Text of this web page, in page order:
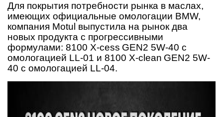
Для покрытия потребности рынка в маслах,
имеющих официальные омологации BMW,
компания Motul выпустила на рынок два
новых продукта с прогрессивными
формулами: 8100 X-cess GEN2 5W-40 с
омологацией LL-01 и 8100 X-clean GEN2 5W-
40 с омологацией LL-04.